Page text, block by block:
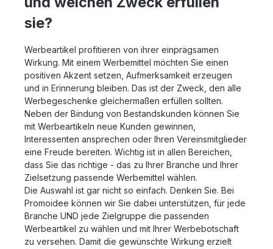
sie?
Werbeartikel profitieren von ihrer einprägsamen
Wirkung. Mit einem Werbemittel möchten Sie einen
positiven Akzent setzen, Aufmerksamkeit erzeugen
und in Erinnerung bleiben. Das ist der Zweck, den alle
Werbegeschenke gleichermaßen erfüllen sollten.
Neben der Bindung von Bestandskunden können Sie
mit Werbeartikeln neue Kunden gewinnen,
Interessenten ansprechen oder Ihren Vereinsmitglieder
eine Freude bereiten. Wichtig ist in allen Bereichen,
dass Sie das richtige - das zu Ihrer Branche und Ihrer
Zielsetzung passende Werbemittel wählen.
Die Auswahl ist gar nicht so einfach. Denken Sie. Bei
Promoidee können wir Sie dabei unterstützen, für jede
Branche UND jede Zielgruppe die passenden
Werbeartikel zu wählen und mit Ihrer Werbebotschaft
zu versehen. Damit die gewünschte Wirkung erzielt